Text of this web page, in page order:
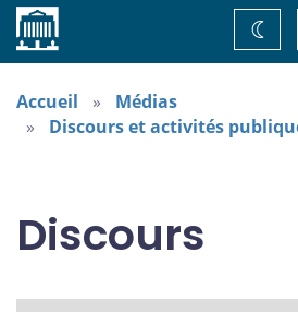
Accueil
de
Accueil
Médias
Discours et activités
Discours